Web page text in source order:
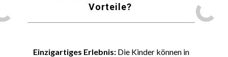
Vorteile?
Einzigartiges Erlebnis: Die Kinder können in